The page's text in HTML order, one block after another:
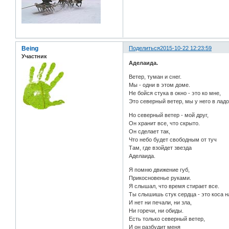
Поделиться2015-10-22 12:23:59
Being
Участник
Аделаида.
Ветер, туман и снег.
Мы - одни в этом доме.
Не бойся стука в окно - это ко мне,
Это северный ветер, мы у него в
Но северный ветер - мой друг,
Он хранит все, что скрыто.
Он сделает так,
Что небо будет свободным от туч
Там, где взойдет звезда
Аделаида.
Я помню движение губ,
Прикосновенье руками.
Я слышал, что время стирает все.
Ты слышишь стук сердца - это коса
И нет ни печали, ни зла,
Ни горечи, ни обиды.
Есть только северный ветер,
И он разбудит меня